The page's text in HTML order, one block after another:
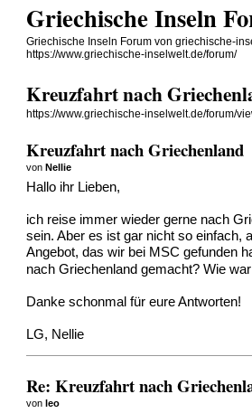
Griechische Inseln
Griechische Inseln Forum von griechische-
https://www.griechische-inselwelt.de/forum/
Kreuzfahrt nach
https://www.griechische-inselwelt.de/forum/
Kreuzfahrt nach Griechenland
vonNellie
Hallo ihr Lieben,
ich reise immer wieder gerne nach
sein. Aber es ist gar nicht so einfach,
Angebot, das wir bei MSC gefunden
nach Griechenland gemacht? Wie
Danke schonmal für eure Antworten!
LG, Nellie
Re: Kreuzfahrt nach
vonleo